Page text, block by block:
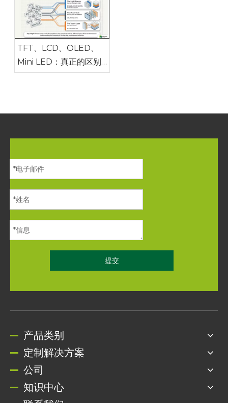
TFT、LCD、OLED、
Mini LED：真正的区别
是什么？
提交
产品类别
定制解决方案
公司
知识中心